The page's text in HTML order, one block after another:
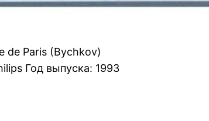
de Paris (Bychkov)
Год выпуска: 1993